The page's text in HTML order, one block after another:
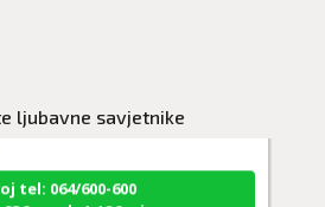
ljubavne savjetnike
kompatibilnost partnera, planovi
tel: 064/600-600
- mob:1,12€ min